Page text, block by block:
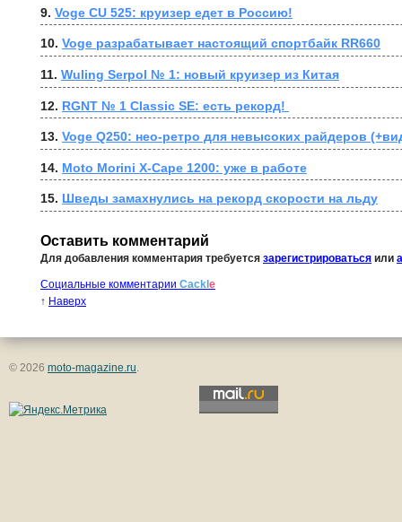
9. Voge CU 525: круизер едет в Россию!
10. Voge разрабатывает настоящий спортбайк RR660
11. Wuling Serpol № 1: новый круизер из Китая
12. RGNT № 1 Classic SE: есть рекорд!
13. Voge Q250: нео-ретро для невысоких райдеров
14. Moto Morini X-Cape 1200: уже в работе
15. Шведы замахнулись на рекорд скорости на льду
Оставить комментарий
Для добавления комментария требуется зарегистрироваться или
Социальные комментарии Cackl e
↑ Наверх
© 2026 moto-magazine.ru.